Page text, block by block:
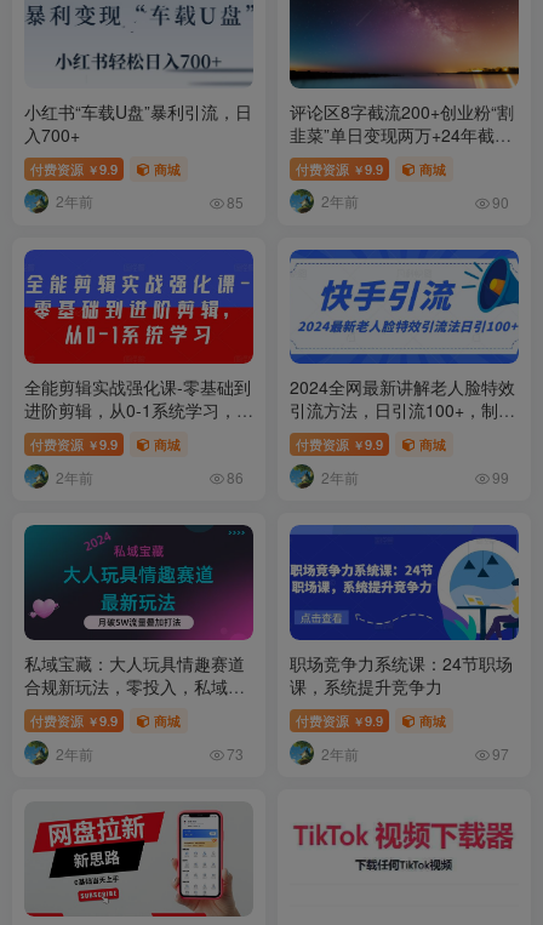
小红书“车载U盘”暴利引流，日
入700+
付费资源 ￥9.9 商城
2年前 85
评论区8字截流200+创业粉“割
韭菜”单日变现两万+24年截流
最新方法！
付费资源 ￥9.9 商城
2年前 90
全能剪辑实战强化课-零基础到
进阶剪辑，从0-1系统学习，
200节课程加强版！
付费资源 ￥9.9 商城
2年前 86
2024全网最新讲解老人脸特效
引流方法，日引流100+，制作
简单，保姆级教程【揭秘】
付费资源 ￥9.9 商城
2年前 99
私域宝藏：大人玩具情趣赛道
合规新玩法，零投入，私域超
高流量成单率高
付费资源 ￥9.9 商城
2年前 73
职场竞争力系统课：24节职场
课，系统提升竞争力
付费资源 ￥9.9 商城
2年前 97